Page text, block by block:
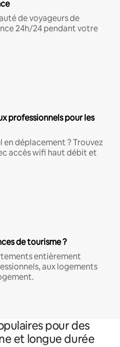
de voyageurs de
24h/24 pendant votre
professionnels pour les
en déplacement ? Trouvez
accès wifi haut débit et
de tourisme ?
entièrement
aux logements
pour des
et longue durée